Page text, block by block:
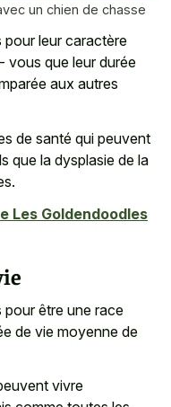
un chien de chasse
leur caractère
vous que leur durée
aux autres
de santé qui peuvent
que la dysplasie de la
Les Goldendoodles
être une race
de vie moyenne de
vivre